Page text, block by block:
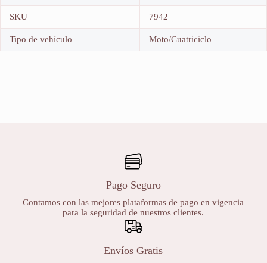
SKU 7942
Tipo de vehículo Moto/Cuatriciclo
Pago Seguro
Contamos con las mejores plataformas de pago en vigencia
para la seguridad de nuestros clientes.
Envíos Gratis